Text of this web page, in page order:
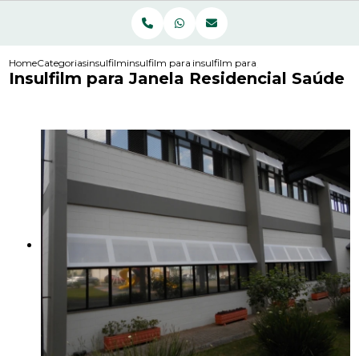
HomeCategoriasinsulfilminsulfilm para janela residencial
insulfilm para janela residencial
Insulfilm para Janela Residencial Saúde